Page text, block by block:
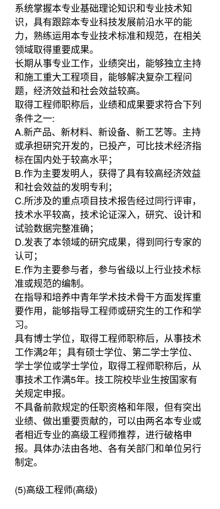
系统掌握本专业基础理论知识和专业技术知
识，具有跟踪本专业科技发展前沿水平的能
力，熟练运用本专业技术标准和规范，在相关
领域取得重要成果。
长期从事专业工作，业绩突出，能够独立主持
和施工重大工程项目，能够解决复杂工程问
题，经济效益和社会效益较高。
取得工程师职称后，业绩和成果要求符合下列
条件之一:
A.新产品、新材料、新设备、新工艺等。主持
或承担研究开发的，已投产，可比技术经济指
标在国内处于较高水平；
B.作为主要发明人，获得了具有较高经济效益
和社会效益的发明专利；
C.所涉及的重点项目技术报告经过同行评审，
技术水平较高，技术论证深入，研究、设计和
试验数据完整准确；
D.发表了本领域的研究成果，得到同行专家的
认可；
E.作为主要参与者，参与省级以上行业技术标
准或规范的编制。
在指导和培养中青年学术技术骨干方面发挥重
要作用，能够指导工程师或研究生的工作和学
习。
具有博士学位，取得工程师职称后，从事技术
工作满2年；具有硕士学位、第二学士学位、
学士学位或学士学位，取得工程师职称后，从
事技术工作满5年。技工院校毕业生按国家有
关规定申报。
不具备前款规定的任职资格和年限，但有突出
业绩、做出重要贡献的，可以由两名本专业或
者相近专业的高级工程师推荐，进行破格申
报。具体办法由各地、各有关部门和单位另行
制定。
(5)高级工程师(高级)